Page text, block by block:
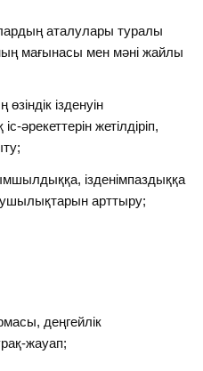
аталулары туралы
мағынасы мен мәні жайлы
ізденуін
жетілдіріп,
ізденімпаздыққа
арттыру;
деңгейлік
жауап;